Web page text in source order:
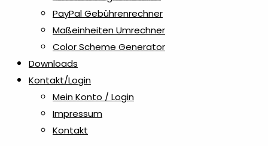
PayPal Gebührenrechner
Maßeinheiten Umrechner
Color Scheme Generator
Downloads
Kontakt/Login
Mein Konto / Login
Impressum
Kontakt